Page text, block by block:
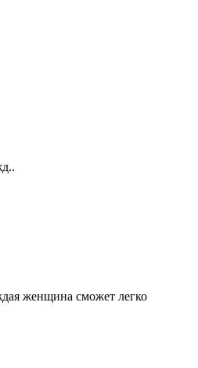
женщина сможет легко